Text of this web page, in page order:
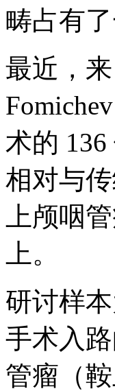
畴占有了
最近，
术的
相对与
上颅咽
上。
研讨样
手术入
管瘤（